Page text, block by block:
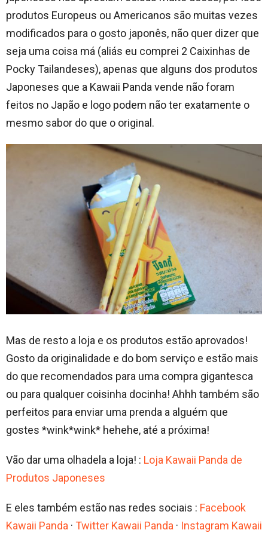
produtos Europeus ou Americanos são muitas vezes
modificados para o gosto japonês, não quer dizer que
seja uma coisa má (aliás eu comprei 2 Caixinhas de
Pocky Tailandeses), apenas que alguns dos produtos
Japoneses que a Kawaii Panda vende não foram
feitos no Japão e logo podem não ter exatamente o
mesmo sabor do que o original.
Mas de resto a loja e os produtos estão aprovados!
Gosto da originalidade e do bom serviço e estão mais
do que recomendados para uma compra gigantesca
ou para qualquer coisinha docinha! Ahhh também são
perfeitos para enviar uma prenda a alguém que
gostes *wink*wink* hehehe, até a próxima!
Vão dar uma olhadela a loja! : Loja Kawaii Panda de
Produtos Japoneses
E eles também estão nas redes sociais : Facebook
Kawaii Panda · Twitter Kawaii Panda · Instagram Kawaii